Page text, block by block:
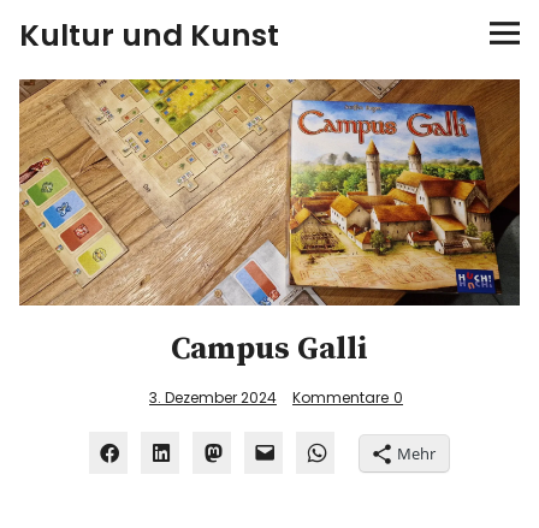
Kultur und Kunst
kultur & kunst
Ausstellungen
Spiele
Konzerte
Campus Galli
3. Dezember 2024 Kommentare 0
Mehr